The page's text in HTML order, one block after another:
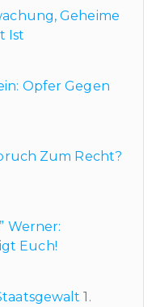
Geheime
Ist
Opfer Gegen
Zum Recht?
Werner:
Euch!
1.